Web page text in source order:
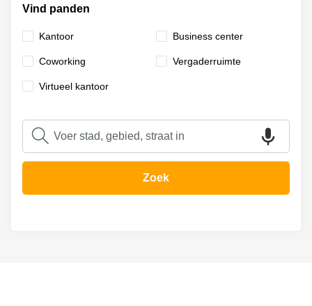
Flexplekken
Coworking
Spaces
Bedrijfsruimte
Oost
Amsterdam
Westpoort
Bergen
op
Zoom
Breda
Hengelo
Kantoor
Bergen
op
Zoom
Kantoor
huren
Kantoor
huren
Bodegraven-
Reeuwijk
Business
Huurprijs
Vind panden
Kantoor Business center
Сoworking Vergaderruimte
Virtueel kantoor
Zoek